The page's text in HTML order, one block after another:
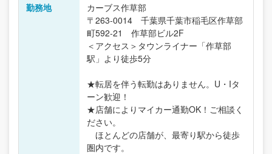
勤務地
カーブス作草部
〒263-0014 千葉県千葉市稲毛区作草部
町592-21 作草部ビル2F
＜アクセス＞タウンライナー「作草部
駅」より徒歩5分
★転居を伴う転勤はありません。U・Iタ
ーン歓迎！
★店舗によりマイカー通勤OK！ご相談く
ださい。
ほとんどの店舗が、最寄り駅から徒歩
圏内です。